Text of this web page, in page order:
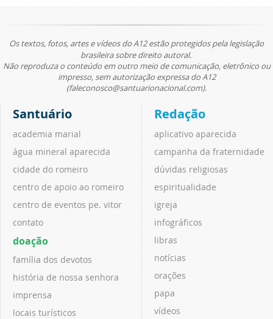
Os textos, fotos, artes e vídeos do A12 estão protegidos pela legislação
brasileira sobre direito autoral.
Não reproduza o conteúdo em outro meio de comunicação, eletrônico ou
impresso, sem autorização expressa do A12
(faleconosco@santuarionacional.com).
Santuário
academia marial
água mineral aparecida
cidade do romeiro
centro de apoio ao romeiro
centro de eventos pe. vitor
contato
doação
família dos devotos
história de nossa senhora
imprensa
locais turísticos
Redação
aplicativo aparecida
campanha da fraternidade
dúvidas religiosas
espiritualidade
igreja
infográficos
libras
notícias
orações
papa
vídeos